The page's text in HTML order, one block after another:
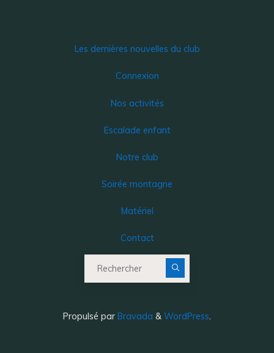
Les dernières nouvelles du club
Connexion
Nos activités
Escalade enfant
Notre club
Soirée montagne
Matériel
Contact
Propulsé par Bravada & WordPress.